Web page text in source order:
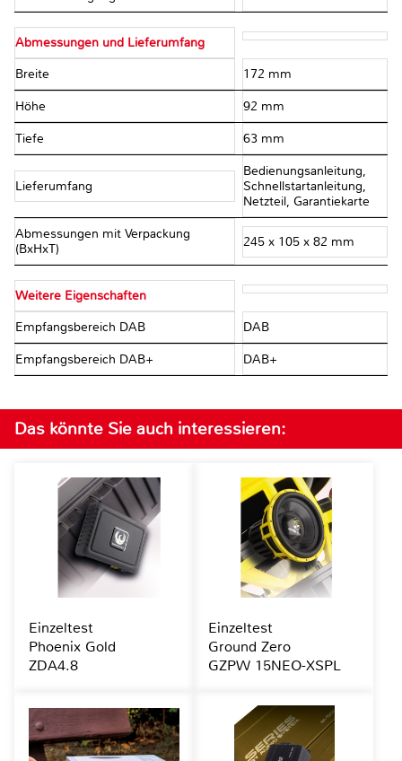
Abmessungen und Lieferumfang
Breite 172 mm
Höhe 92 mm
Tiefe 63 mm
Lieferumfang
Bedienungsanleitung,
Schnellstartanleitung,
Netzteil, Garantiekarte
Abmessungen mit Verpackung
(BxHxT)
245 x 105 x 82 mm
Weitere Eigenschaften
Empfangsbereich DAB DAB
Empfangsbereich DAB+ DAB+
Das könnte Sie auch interessieren:
Einzeltest
Phoenix Gold
ZDA4.8
Einzeltest
Ground Zero
GZPW 15NEO-XSPL